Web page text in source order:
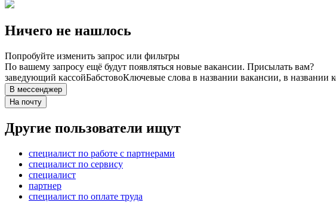
Ничего не нашлось
Попробуйте изменить запрос или фильтры
По вашему запросу ещё будут появляться новые вакансии. Присылать вам?
заведующий кассойБабстовоКлючевые слова в названии вакансии, в названии
В мессенджер
На почту
Другие пользователи ищут
специалист по работе с партнерами
специалист по сервису
специалист
партнер
специалист по оплате труда